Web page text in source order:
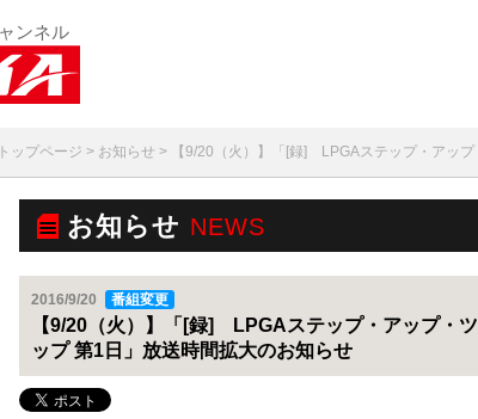
トップページ > お知らせ > 【9/20（火）】「[録] LPGAステップ・アッ
お知らせ NEWS
2016/9/20 番組変更
【9/20（火）】「[録] LPGAステップ・アップ・
ップ 第1日」放送時間拡大のお知らせ